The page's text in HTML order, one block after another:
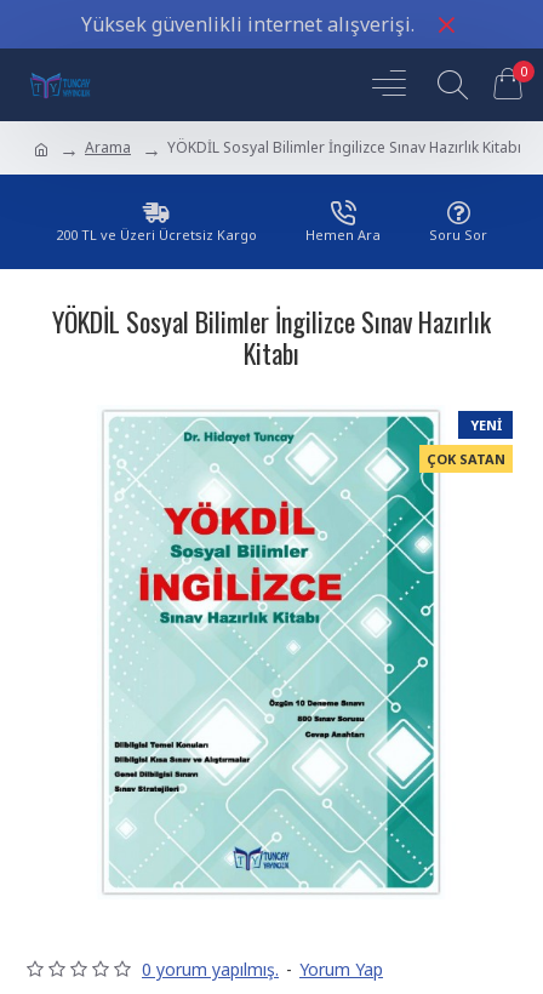
deyneytmey
boynuystu
veyreyn
siyteyleyr
boynuystu
deyneytmey
boynuystu
veyreyn
siyteyleyr
boynuystu
Yüksek güvenlikli internet alışverişi.
0
Arama YÖKDİL Sosyal Bilimler İngilizce Sınav Hazırlık Kitabı
200 TL ve Üzeri Ücretsiz Kargo Hemen Ara Soru Sor
YÖKDİL Sosyal Bilimler İngilizce Sınav Hazırlık
Kitabı
YENI
ÇOK SATAN
0 yorum yapılmış. - Yorum Yap